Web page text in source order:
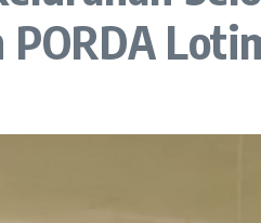
PORDA